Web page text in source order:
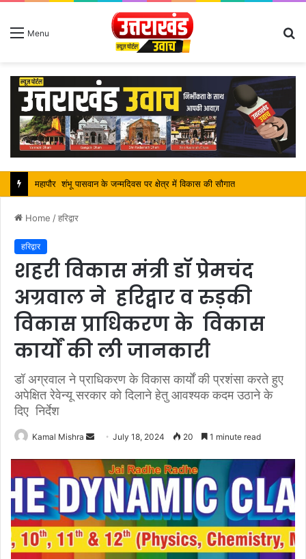
Menu
Home /हरिद्वार
हरिद्वार
शहरी विकास मंत्री डॉ प्रेमचंद
अग्रवाल ने हरिद्वार व रुड़की
विकास प्राधिकरण के विकास
कार्यों की ली जानकारी
डॉ अग्रवाल ने प्राधिकरण के विकास कार्यों की प्रशंसा करते हुए
अपेक्षित रेवेन्यू सरकार को दिलाने हेतु आवश्यक कदम उठाने के
दिए निर्देश
Kamal Mishra
Send
email
July 18, 2024 20 1 minute read